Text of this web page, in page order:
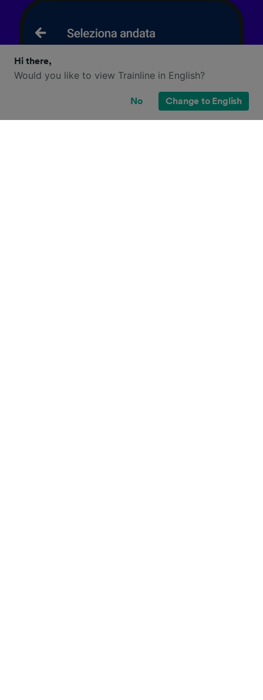
Hi there,
Would you like to view Trainline in English?
No Change to English